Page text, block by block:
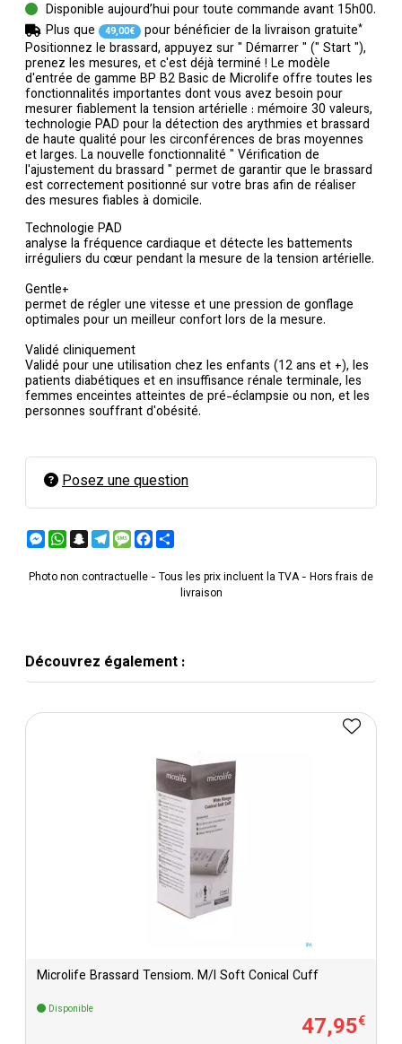
Positionnez le brassard, appuyez sur " Démarrer " (" Start "),
prenez les mesures, et c'est déjà terminé ! Le modèle
d'entrée de gamme BP B2 Basic de Microlife offre toutes les
fonctionnalités importantes dont vous avez besoin pour
mesurer fiablement la tension artérielle : mémoire 30 valeurs,
technologie PAD pour la détection des arythmies et brassard
de haute qualité pour les circonférences de bras moyennes
et larges. La nouvelle fonctionnalité " Vérification de
l'ajustement du brassard " permet de garantir que le brassard
est correctement positionné sur votre bras afin de réaliser
des mesures fiables à domicile.
Technologie PAD
analyse la fréquence cardiaque et détecte les battements
irréguliers du cœur pendant la mesure de la tension artérielle.
Gentle+
permet de régler une vitesse et une pression de gonflage
optimales pour un meilleur confort lors de la mesure.
Validé cliniquement
Validé pour une utilisation chez les enfants (12 ans et +), les
patients diabétiques et en insuffisance rénale terminale, les
femmes enceintes atteintes de pré-éclampsie ou non, et les
personnes souffrant d'obésité.
Disponible aujourd’hui pour toute commande avant 15h00.
Plus que
49,00€ pour bénéficier de la livraison gratuite*
Posez une question
Messenger
WhatsApp
Snapchat
Telegram
MessageFacebook
Photo non contractuelle - Tous les prix incluent la TVA - Hors frais de
livraison
Découvrez également :
Microlife Brassard Tensiom. M/l Soft Conical Cuff
Disponible
47,95€